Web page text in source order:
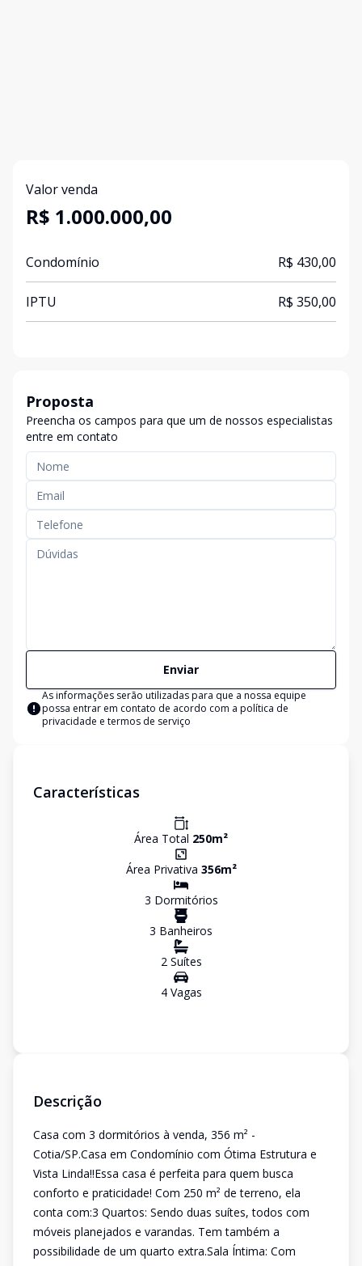
Valor venda
R$ 1.000.000,00
Condomínio R$ 430,00
IPTU R$ 350,00
Proposta
Preencha os campos para que um de nossos especialistas
entre em contato
Enviar
As informações serão utilizadas para que a nossa equipe
possa entrar em contato de acordo com a política de
privacidade e termos de serviço
Características
Área Total 250m²
Área Privativa 356m²
3 Dormitórios
3 Banheiros
2Suítes
4Vagas
Descrição
Casa com 3 dormitórios à venda, 356 m² -
Cotia/SP.Casa em Condomínio com Ótima Estrutura e
Vista Linda!!Essa casa é perfeita para quem busca
conforto e praticidade! Com 250 m² de terreno, ela
conta com:3 Quartos: Sendo duas suítes, todos com
móveis planejados e varandas. Tem também a
possibilidade de um quarto extra.Sala Íntima: Com